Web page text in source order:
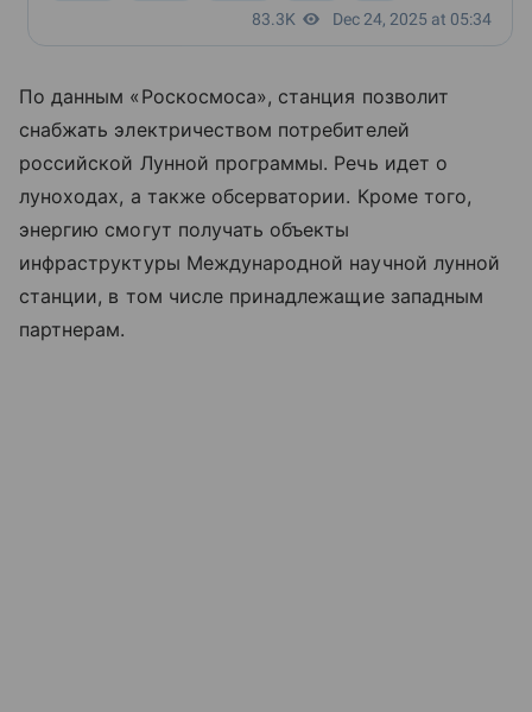
По данным «Роскосмоса», станция позволит
снабжать электричеством потребителей
российской Лунной программы. Речь идет о
луноходах, а также обсерватории. Кроме того,
энергию смогут получать объекты
инфраструктуры Международной научной лунной
станции, в том числе принадлежащие западным
партнерам.